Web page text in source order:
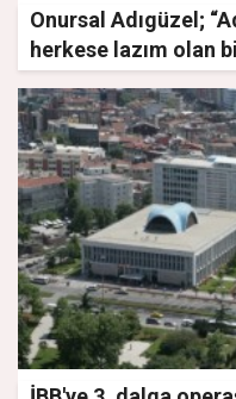
Onursal Adıgüzel;
herkese lazım olan